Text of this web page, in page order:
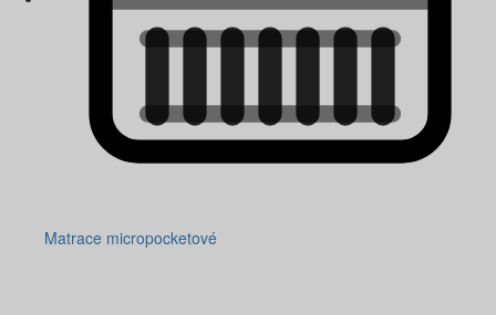
Matrace micropocketové